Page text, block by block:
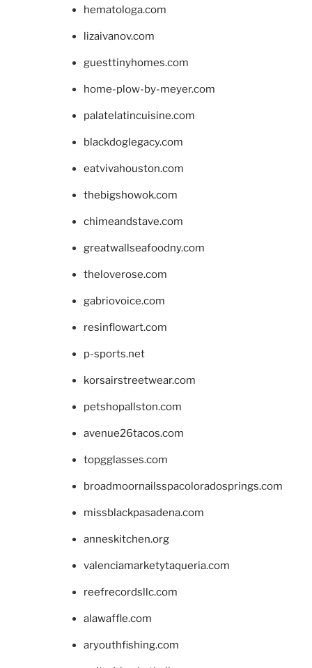
hematologa.com
lizaivanov.com
guesttinyhomes.com
home-plow-by-meyer.com
palatelatincuisine.com
blackdoglegacy.com
eatvivahouston.com
thebigshowok.com
chimeandstave.com
greatwallseafoodny.com
theloverose.com
gabriovoice.com
resinflowart.com
p-sports.net
korsairstreetwear.com
petshopallston.com
avenue26tacos.com
topgglasses.com
broadmoornailsspacoloradosprings.com
missblackpasadena.com
anneskitchen.org
valenciamarketytaqueria.com
reefrecordsllc.com
alawaffle.com
aryouthfishing.com